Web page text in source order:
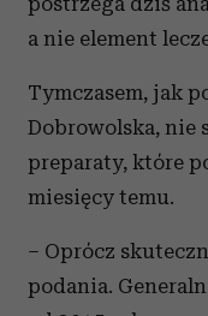
a nie element
Tymczasem, jak
Dobrowolska, nie
preparaty, które
miesięcy temu.
– Oprócz
podania.